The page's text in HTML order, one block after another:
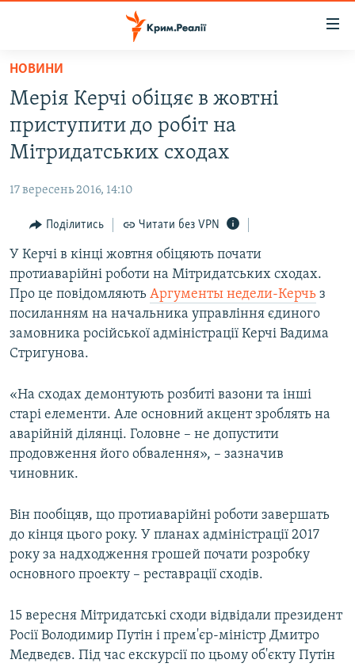
Перейти
основного
матеріалу
Перейти
до
основної
навігації
Перейти
пошуку
ВОДА.КРИМ
ВІДЕО ТА ФОТО
БЛОГИ
ПОГЛЯД
ІНТЕРВ'Ю
ВСЕ ЗА ДЕНЬ
СПЕЦПРОЕКТИ
ДЕПОРТАЦІЯ
СВІДЧЕННЯ ОКУПАЦІЇ
УКРАЇНСЬКА ПРОБЛЕМА КРИМУ
ІНФОГРАФІКА
ЯК ОБІЙТИ БЛОКУВАННЯ
Qırımtatar
ДОЛУЧАЙСЯ!
Усі сайти RFE/RL
НОВИНИ
Мерія Керчі обіцяє в жовтні
приступити до робіт на
Мітридатських сходах
17 вересень 2016, 14:10
Поділитись Читати без VPN
У Керчі в кінці жовтня обіцяють почати
протиаварійні роботи на Мітридатських сходах.
Про це повідомляють Аргументы недели-Керчь з
посиланням на начальника управління єдиного
замовника російської адміністрації Керчі Вадима
Стригунова.
«На сходах демонтують розбиті вазони та інші
старі елементи. Але основний акцент зроблять на
аварійній ділянці. Головне – не допустити
продовження його обвалення», – зазначив
чиновник.
Він пообіцяв, що протиаварійні роботи завершать
до кінця цього року. У планах адміністрації 2017
року за надходження грошей почати розробку
основного проекту – реставрації сходів.
15 вересня Мітридатські сходи відвідали президент
Росії Володимир Путін і прем'єр-міністр Дмитро
Медведєв. Під час екскурсії по цьому об'єкту Путін